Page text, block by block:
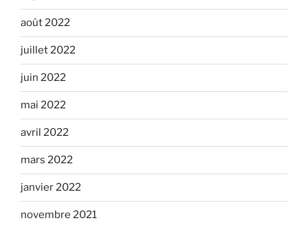
août 2022
juillet 2022
juin 2022
mai 2022
avril 2022
mars 2022
janvier 2022
novembre 2021